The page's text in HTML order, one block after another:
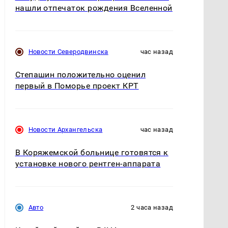
нашли отпечаток рождения Вселенной
Новости Северодвинска час назад
Степашин положительно оценил
первый в Поморье проект КРТ
Новости Архангельска час назад
В Коряжемской больнице готовятся к
установке нового рентген-аппарата
Авто 2 часа назад